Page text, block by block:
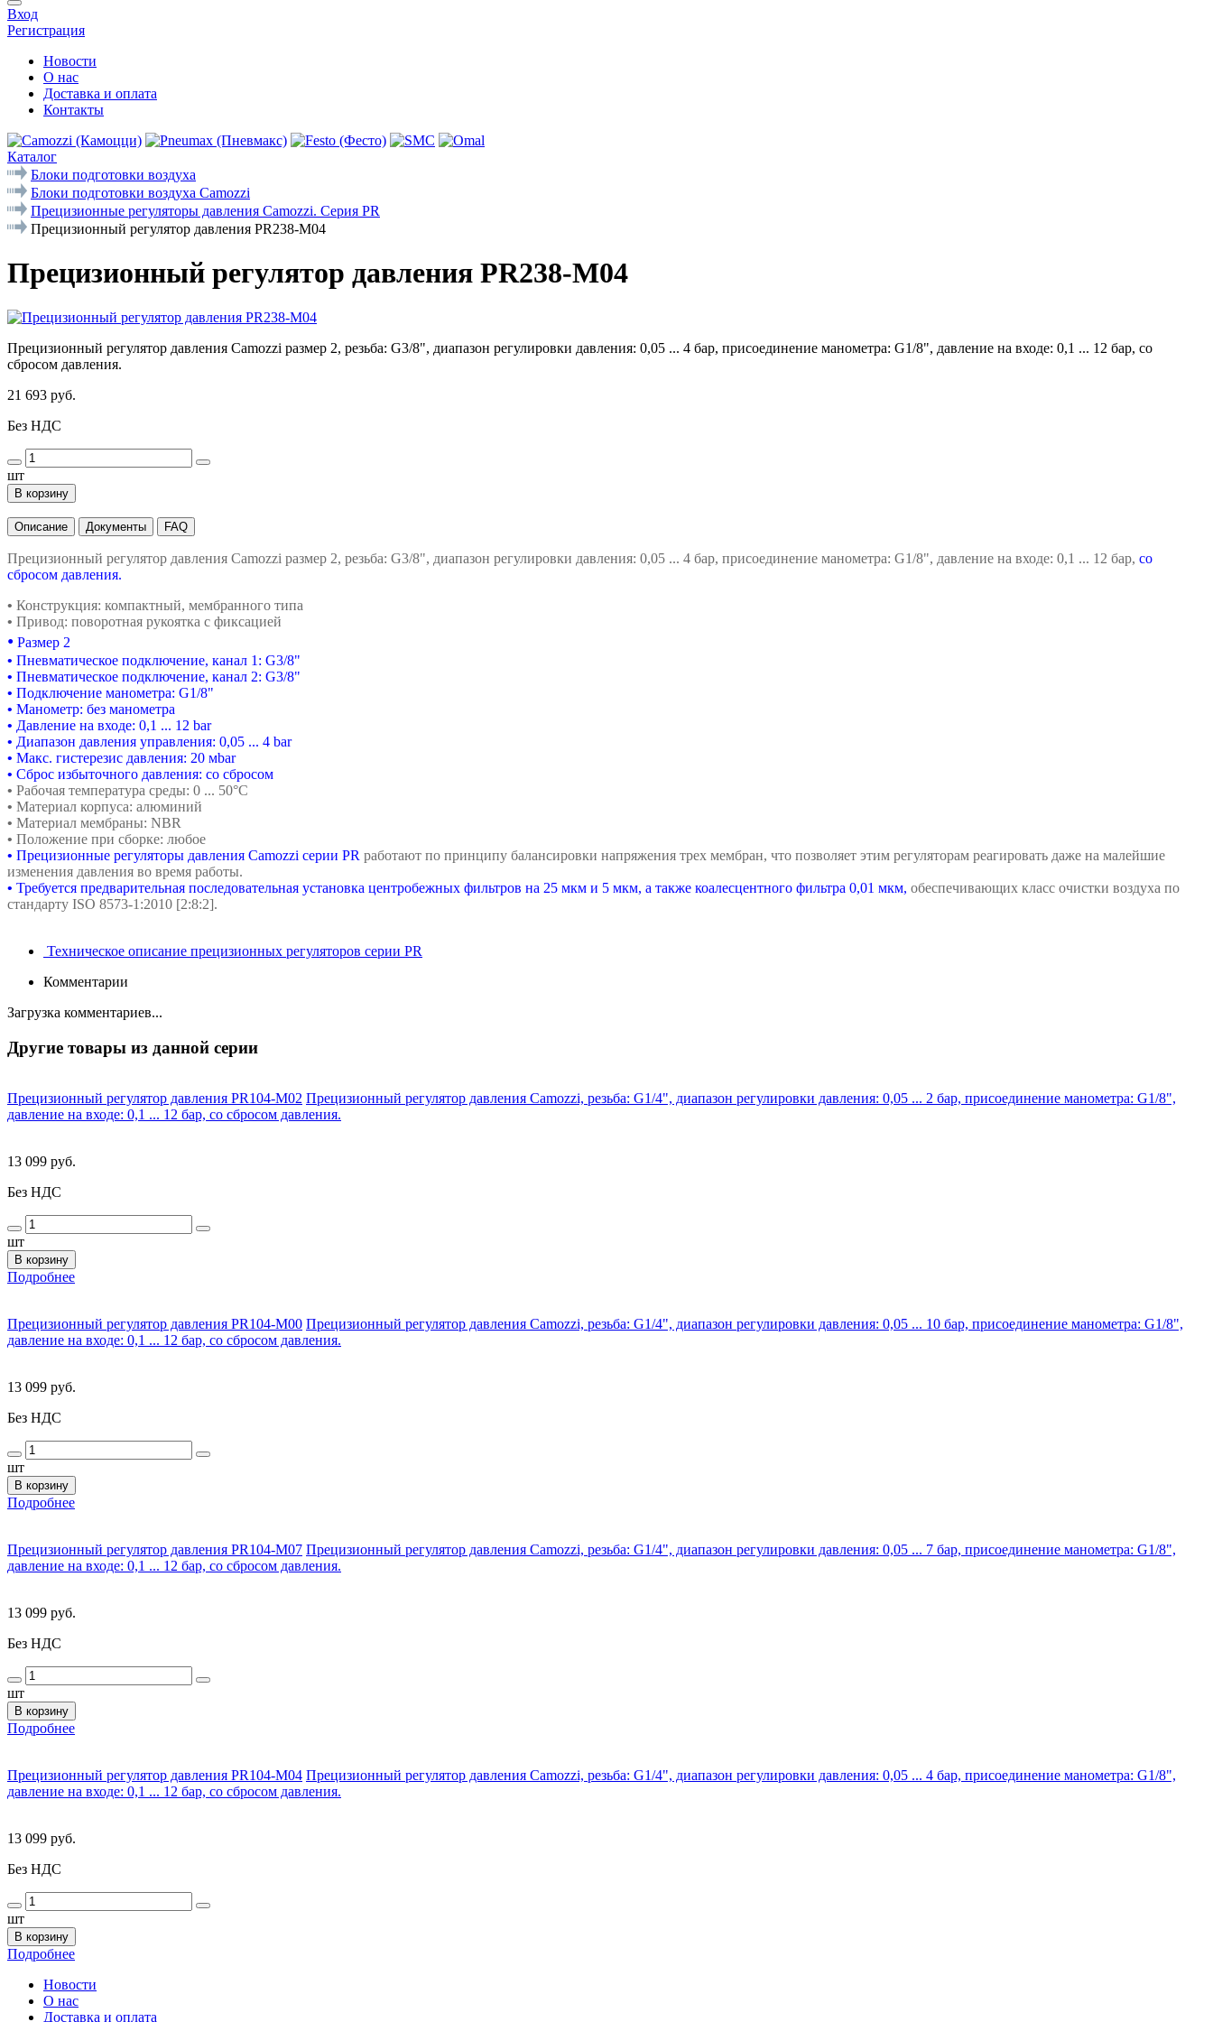
Вход
Регистрация
Новости
О нас
Доставка и оплата
Контакты
Каталог
Блоки подготовки воздуха
Блоки подготовки воздуха Camozzi
Прецизионные регуляторы давления Camozzi. Серия PR
Прецизионный регулятор давления PR238-M04
Прецизионный регулятор давления PR238-M04
Прецизионный регулятор давления Camozzi размер 2, резьба: G3/8", диапазон регулировки давления: 0,05 ... 4 бар, присоединение манометра: G1/8", давление на входе: 0,1 ... 12 бар, со
сбросом давления.
21 693 руб.
Без НДС
шт
В корзину
Описание Документы FAQ
Прецизионный регулятор давления Camozzi размер 2, резьба: G3/8", диапазон регулировки давления: 0,05 ... 4 бар, присоединение манометра: G1/8", давление на входе: 0,1 ... 12 бар, со
сбросом давления.
• Конструкция: компактный, мембранного типа
• Привод: поворотная рукоятка с фиксацией
• Размер 2
• Пневматическое подключение, канал 1: G3/8"
• Пневматическое подключение, канал 2: G3/8"
• Подключение манометра: G1/8"
• Манометр: без манометра
• Давление на входе: 0,1 ... 12 bar
• Диапазон давления управления: 0,05 ... 4 bar
• Макс. гистерезис давления: 20 мbar
• Сброс избыточного давления: со сбросом
• Рабочая температура среды: 0 ... 50°C
• Материал корпуса: алюминий
• Материал мембраны: NBR
• Положение при сборке: любое
• Прецизионные регуляторы давления Сamozzi серии PR работают по принципу балансировки напряжения трех мембран, что позволяет этим регуляторам реагировать даже на малейшие
изменения давления во время работы.
• Требуется предварительная последовательная установка центробежных фильтров на 25 мкм и 5 мкм, а также коалесцентного фильтра 0,01 мкм, обеспечивающих класс очистки воздуха по
стандарту ISO 8573-1:2010 [2:8:2].
Техническое описание прецизионных регуляторов серии PR
Комментарии
Загрузка комментариев...
Другие товары из данной серии
Прецизионный регулятор давления PR104-M02 Прецизионный регулятор давления Camozzi, резьба: G1/4", диапазон регулировки давления: 0,05 ... 2 бар, присоединение манометра: G1/8",
давление на входе: 0,1 ... 12 бар, со сбросом давления.
13 099 руб.
Без НДС
шт
В корзину
Подробнее
Прецизионный регулятор давления PR104-M00 Прецизионный регулятор давления Camozzi, резьба: G1/4", диапазон регулировки давления: 0,05 ... 10 бар, присоединение манометра: G1/8",
давление на входе: 0,1 ... 12 бар, со сбросом давления.
13 099 руб.
Без НДС
шт
В корзину
Подробнее
Прецизионный регулятор давления PR104-M07 Прецизионный регулятор давления Camozzi, резьба: G1/4", диапазон регулировки давления: 0,05 ... 7 бар, присоединение манометра: G1/8",
давление на входе: 0,1 ... 12 бар, со сбросом давления.
13 099 руб.
Без НДС
шт
В корзину
Подробнее
Прецизионный регулятор давления PR104-M04 Прецизионный регулятор давления Camozzi, резьба: G1/4", диапазон регулировки давления: 0,05 ... 4 бар, присоединение манометра: G1/8",
давление на входе: 0,1 ... 12 бар, со сбросом давления.
13 099 руб.
Без НДС
шт
В корзину
Подробнее
Новости
О нас
Доставка и оплата